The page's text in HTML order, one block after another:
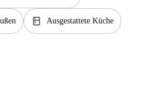
kitchen Ausgestattete Küche